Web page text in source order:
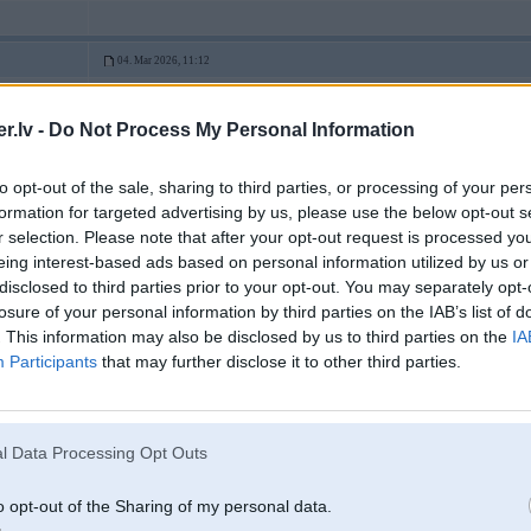
- Do Not Process My Personal Information
opt-out of the sale, sharing to third parties, or processing of your
for targeted advertising by us, please use the below opt-out
selection. Please note that after your opt-out request is processed
interest-based ads based on personal information utilized by us
to third parties prior to your opt-out. You may separately
of your personal information by third parties on the IAB’s list of
This information may also be disclosed by us to third parties on the
Participants that may further disclose it to other third parties.
Data Processing Opt Outs
opt-out of the Sharing of my personal data.
04. Mar 2026, 11:12
04 Mar 2026, 11:06:54@crimerakstīja:
nu prodex točna nav price/performance variants. tur var pirkt
Tikai neviens nezin kapēc nesaka, kur tad ir tas price/performance variants,
04 Mar 2026, 11:09:35